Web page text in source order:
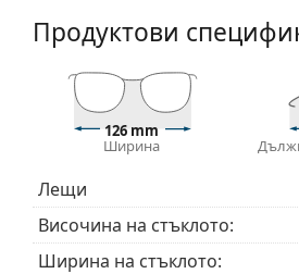
или торбичката и дизайнът
Кърпичката за почистване,
модели могат да бъдат
Разгледайте пълната ни гама
ръководство за очила
, ако
Това е медицинско
Продуктови
126 mm
Ширина
Лещи
Височина на стъклото:
Ширина на стъклото: